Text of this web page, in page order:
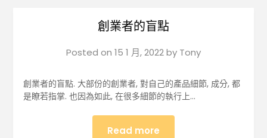
創業者的盲點
Posted on 15 1 月, 2022by Tony
創業者的盲點. 大部份的創業者, 對自己的產品細節, 成分, 都
是瞭若指掌. 也因為如此, 在很多細節的執行上…
Read more